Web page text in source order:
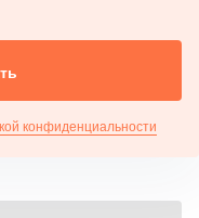
конфиденциальности